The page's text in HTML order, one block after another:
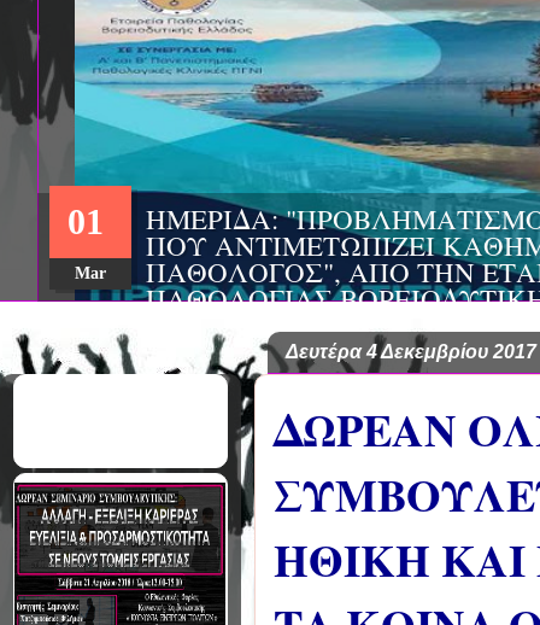
ΣΥΝΕΔΡΙΟ: «ΚΟΙΝΩΝΙΚΕΣ
ΦΡΟΝΤΙΔΑΣ», ΑΠΟ ΤΗΝ
ΨΥΧΙΑΤΡΙΚΗΣ Π.
EΥΡΩΠΑΪΚΟ ΔΙΚΤΥΟ
ΑSKLEPIOS
22
Aug
Δευτέρα 4 Δεκεμβρίου 2017
ΔΩΡΕΑΝ
ΗΘΙΚΗ